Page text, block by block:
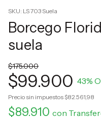
SKU: LS 703 Suela
Borcego
suela
$175.000
$99.900 43%
Precio sin impuestos$82.561,98
$89.910 con